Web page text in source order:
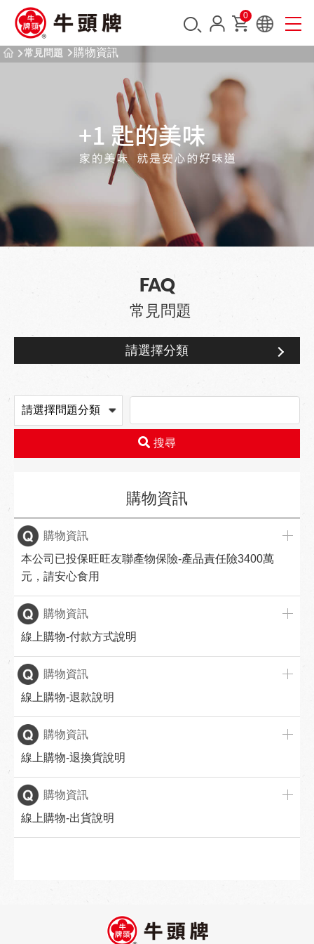
0
常見問題 購物資訊
FAQ
常見問題
請選擇分類
購物資訊
搜尋
購物資訊
購物資訊
本公司已投保旺旺友聯產物保險-產品責任險3400萬
元，請安心食用
購物資訊
線上購物-付款方式說明
購物資訊
線上購物-退款說明
購物資訊
線上購物-退換貨說明
購物資訊
線上購物-出貨說明